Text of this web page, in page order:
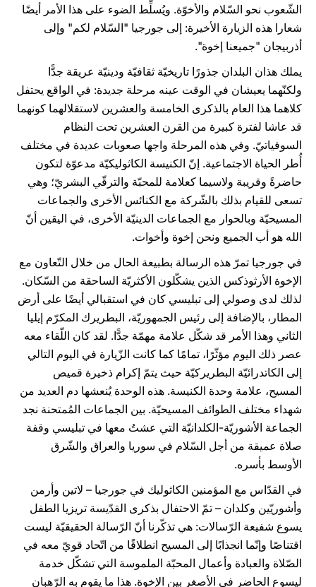
الشّعوب نحو السّلام والأخوّة. ويُسلِّط الضوء على هذا الأمر أيضًا
شعارا هذه الزيارة الأخيرة: إلى جورجيا "السّلام لكم" وإلى
أذربيجان "جميعنا إخوة".
يملك هذان البلدان جذورًا تاريخيّة ثقافيّة ودينيّة عريقة جدًّا
ولكنّهما يعيشان في الوقت عينه مرحلة جديدة: في الواقع يحتفل
كلاهما هذا العام بالذكرى الخامسة والعشرين لاستقلالهما كونهما
قد عاشا لفترة كبيرة من القرن العشرين تحت النظام
السوفياتيّ. وفي هذه المرحلة واجها صعوبات عديدة في مختلف
أُطر الحياة الاجتماعية. إنّ الكنيسة الكاثوليكيّة مدعوّة لتكون
حاضرةً وقريبة ولاسيما كعلامة للمحبّة والترقّي البشريّ؛ وهي
تسعى للقيام بذلك بالشّركة مع الكنائس الأخرى والجماعات
المسيحيّة وبالحوار مع الجماعات الدينيّة الأخرى، في اليقين أنّ
الله هو أب الجميع ونحن إخوة وأخوات.
في جورجيا تمرّ هذه الرسالة بطبيعة الحال من خلال التّعاون مع
الإخوة الأرثوذكس الذين يشكّلون الأكثريّة الساحقة من السّكان.
لذلك لدى وصولي إلى تبليسي كان في استقبالي أيضًا على أرض
المطار، بالإضافة إلى رئيس الجمهوريّة، البطريرك المكرّم إيليا
الثاني وهذا الأمر قد شكّل علامة مهمّة جدًّا. لقد كان اللّقاء معه
عصر ذلك اليوم مؤثّرًا، تمامًا كما كانت الزّيارة في اليوم التالي
إلى الكاتدرائيّة البطريركيّة حيث يتمّ إكرام ذخيرة قميص
المسيح، علامة وحدة الكنيسة. هذه الوحدة يُنعشها دم العديد من
شهداء مختلف الطوائف المسيحيّة. بين الجماعات المُمتحنة نجد
الجماعة الأشوريّة-الكلدانيّة التي عشتُ معها في تبليسي وقفة
صلاة عميقة من أجل السّلام في سوريا والعراق والشّرق
الأوسط بأسره.
في القدّاس مع المؤمنين الكاثوليك في جورجيا – لاتين وأرمن
وأشوريّين وكلدان – تمّ الاحتفال بذكرى القدّيسة تريزيا الطفل
يسوع شفيعة الرّسالات: هي تذكّرنا أنّ الرّسالة الحقيقيّة ليست
اقتناصًا وإنّما انجذابًا إلى المسيح انطلاقًا من اتّحاد قويّ معه في
الصّلاة والعبادة وأعمال المحبّة الملموسة التي تشكّل خدمة
ليسوع الحاضر في الأصغر بين الإخوة. هذا ما يقوم به الرّهبان